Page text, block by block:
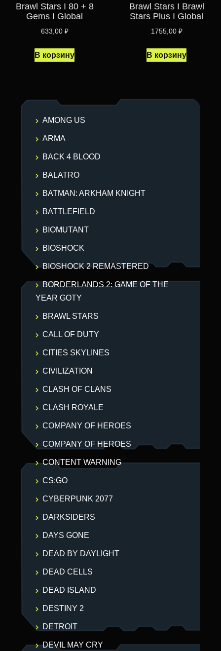
Brawl Stars I 80 + 8
Gems I Global
633,00 ₽
В корзину
Brawl Stars I Brawl
Stars Plus I Global
1755,00 ₽
В корзину
AMONG US
ARMA
BACK 4 BLOOD
BALATRO
BATMAN: ARKHAM KNIGHT
BATTLEFIELD
BIOMUTANT
BIOSHOCK
BIOSHOCK 2 REMASTERED
BORDERLANDS 2: GAME OF THE
YEAR GOTY
BRAWL STARS
CALL OF DUTY
CITIES SKYLINES
CIVILIZATION
CLASH OF CLANS
CLASH ROYALE
COMPANY OF HEROES
COMPANY OF HEROES
CONTENT WARNING
CS:GO
CYBERPUNK 2077
DARKSIDERS
DAYS GONE
DEAD BY DAYLIGHT
DEAD CELLS
DEAD ISLAND
DESTINY 2
DETROIT
DEVIL MAY CRY